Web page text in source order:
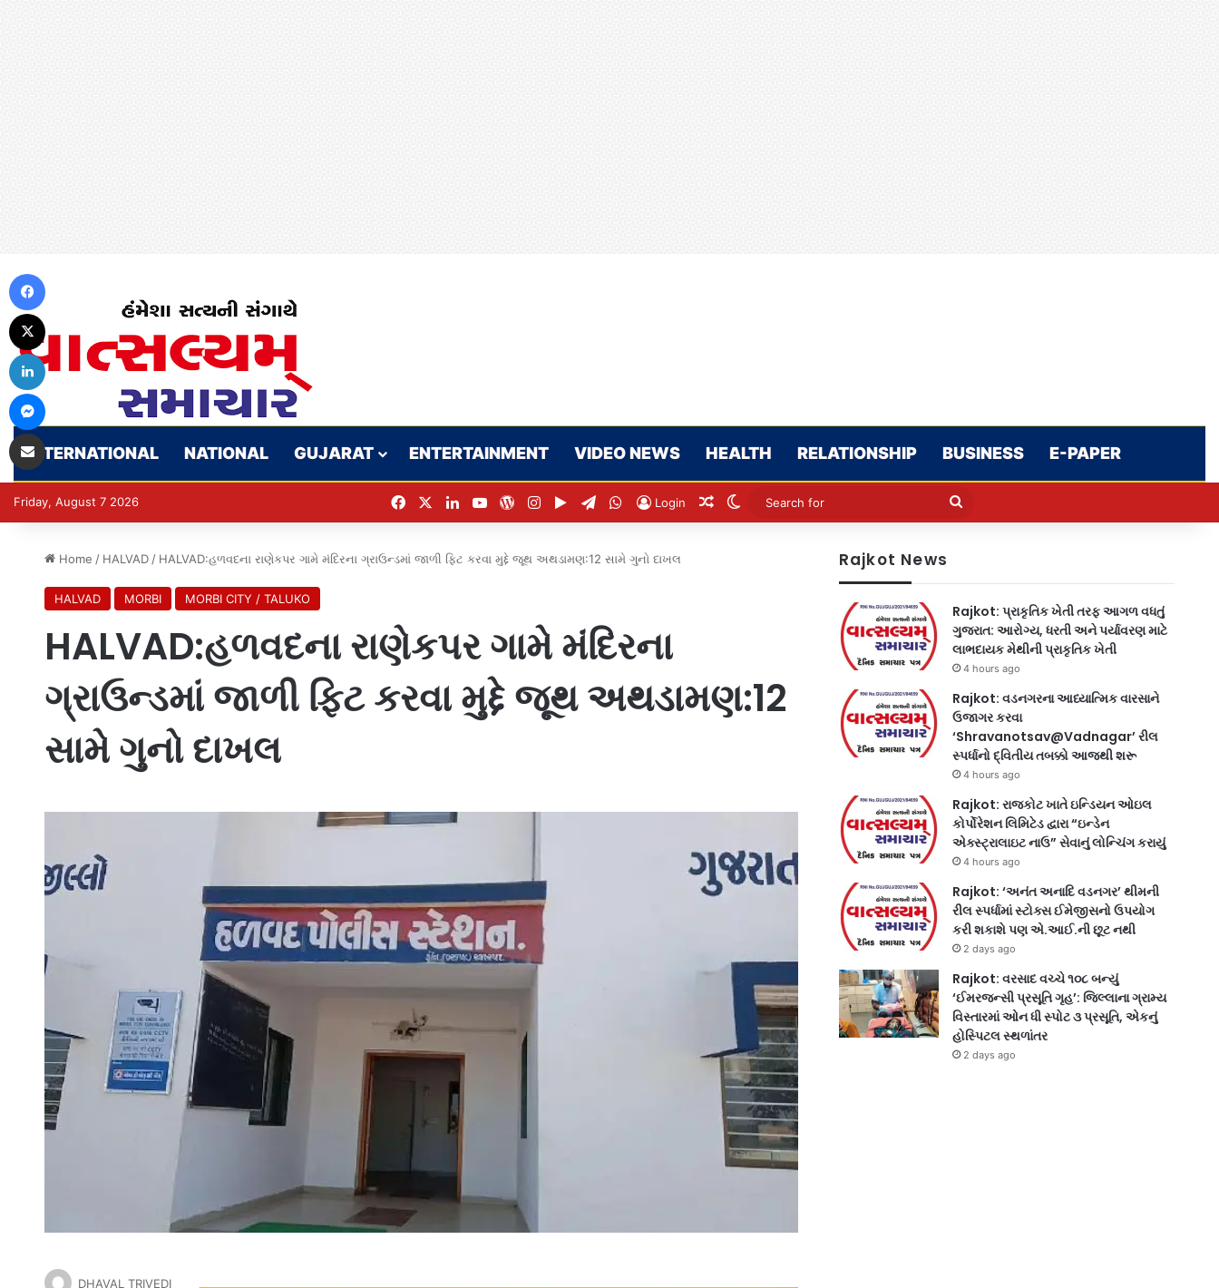
INTERNATIONAL NATIONAL GUJARAT ENTERTAINMENT VIDEO NEWS HEALTH RELATIONSHIP BUSINESS E-PAPER
Friday, August 7 2026 FacebookLinkedInYouTubeWordPress
Instagram
Google Play
Telegram
WhatsApp
Login Random Article
Switch skin
Search
Home / HALVAD / HALVAD:હળવદના રાણેકપર ગામે મંદિરના ગ્રાઉન્ડમાં જાળી ફિટ કરવા મુદ્દે જૂથ અથડામણ:12 સામે ગુનો દાખલ
HALVAD MORBI MORBI CITY / TALUKO
HALVAD:હળવદના રાણેકપર ગામે મંદિરના
ગ્રાઉન્ડમાં જાળી ફિટ કરવા મુદ્દે જૂથ અથડામણ:12
સામે ગુનો દાખલ
DHAVAL TRIVEDI
Rajkot News
Rajkot: પ્રાકૃતિક ખેતી તરફ આગળ વધતું
ગુજરાત: આરોગ્ય, ધરતી અને પર્યાવરણ માટે
લાભદાયક મેથીની પ્રાકૃતિક ખેતી
4 hours ago
Rajkot: વડનગરના આધ્યાત્મિક વારસાને
ઉજાગર કરવા
‘Shravanotsav@Vadnagar’ રીલ
સ્પર્ધાનો દ્વિતીય તબક્કો આજથી શરૂ
4 hours ago
Rajkot: રાજકોટ ખાતે ઇન્ડિયન ઓઇલ
કોર્પોરેશન લિમિટેડ દ્વારા “ઇન્ડેન
એક્સ્ટ્રાલાઇટ નાઉ” સેવાનું લોન્ચિંગ કરાયું
4 hours ago
Rajkot: ‘અનંત અનાદિ વડનગર’ થીમની
રીલ સ્પર્ધામાં સ્ટોક્સ ઈમેજીસનો ઉપયોગ
કરી શકાશે પણ એ.આઈ.ની છૂટ નથી
2 days ago
Rajkot: વરસાદ વચ્ચે ૧૦૮ બન્યું
‘ઈમરજન્સી પ્રસૂતિ ગૃહ’: જિલ્લાના ગ્રામ્ય
વિસ્તારમાં ઓન ધી સ્પોટ ૩ પ્રસૂતિ, એકનું
હોસ્પિટલ સ્થળાંતર
2 days ago
LinkedIn